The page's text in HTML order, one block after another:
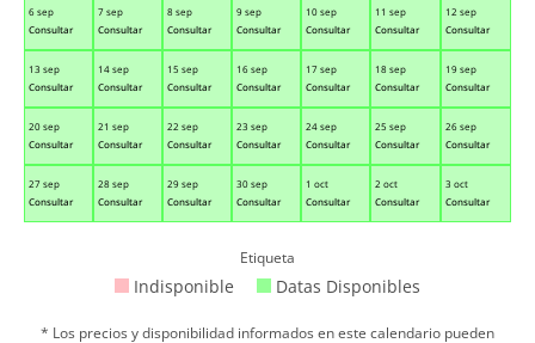
6 sep
Consultar
7 sep
Consultar
8 sep
Consultar
9 sep
Consultar
10 sep
Consultar
11 sep
Consultar
12 sep
Consultar
13 sep
Consultar
14 sep
Consultar
15 sep
Consultar
16 sep
Consultar
17 sep
Consultar
18 sep
Consultar
19 sep
Consultar
20 sep
Consultar
21 sep
Consultar
22 sep
Consultar
23 sep
Consultar
24 sep
Consultar
25 sep
Consultar
26 sep
Consultar
27 sep
Consultar
28 sep
Consultar
29 sep
Consultar
30 sep
Consultar
1 oct
Consultar
2 oct
Consultar
3 oct
Consultar
Etiqueta
Indisponible Datas Disponibles
* Los precios y disponibilidad informados en este calendario pueden